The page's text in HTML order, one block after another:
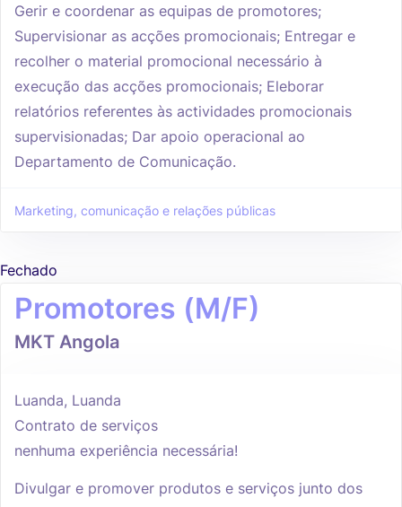
Gerir e coordenar as equipas de promotores;
Supervisionar as acções promocionais; Entregar e
recolher o material promocional necessário à
execução das acções promocionais; Eleborar
relatórios referentes às actividades promocionais
supervisionadas; Dar apoio operacional ao
Departamento de Comunicação.
Marketing, comunicação e relações públicas
Fechado
Promotores (M/F)
MKT Angola
Luanda, Luanda
Contrato de serviços
nenhuma experiência necessária!
Divulgar e promover produtos e serviços junto dos